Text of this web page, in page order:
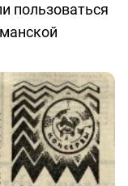
пользоваться